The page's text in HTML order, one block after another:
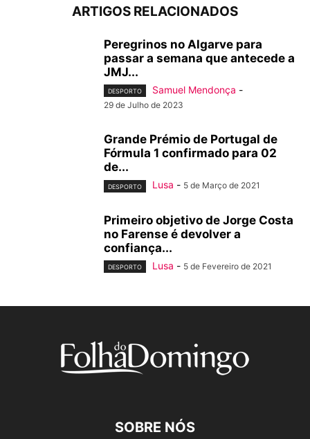
ARTIGOS RELACIONADOS
Peregrinos no Algarve para
passar a semana que antecede a
JMJ...
DESPORTO Samuel Mendonça -
29 de Julho de 2023
Grande Prémio de Portugal de
Fórmula 1 confirmado para 02
de...
DESPORTO Lusa - 5 de Março de 2021
Primeiro objetivo de Jorge Costa
no Farense é devolver a
confiança...
DESPORTO Lusa - 5 de Fevereiro de 2021
SOBRE NÓS